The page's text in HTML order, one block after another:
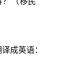
成英语：